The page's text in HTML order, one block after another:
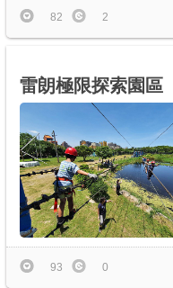
82 2
雷朗極限探索園區
93 0